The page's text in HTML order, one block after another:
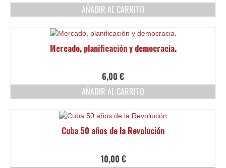
AÑADIR AL CARRITO
Mercado, planificación y democracia.
6,00 €
AÑADIR AL CARRITO
Cuba 50 años de la Revolución
10,00 €